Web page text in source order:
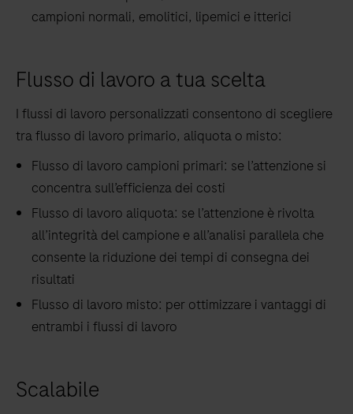
campioni normali, emolitici, lipemici e itterici
Flusso di lavoro a tua scelta
I flussi di lavoro personalizzati consentono di scegliere
tra flusso di lavoro primario, aliquota o misto:
Flusso di lavoro campioni primari: se l’attenzione si
concentra sull’efficienza dei costi
Flusso di lavoro aliquota: se l’attenzione è rivolta
all’integrità del campione e all’analisi parallela che
consente la riduzione dei tempi di consegna dei
risultati
Flusso di lavoro misto: per ottimizzare i vantaggi di
entrambi i flussi di lavoro
Scalabile